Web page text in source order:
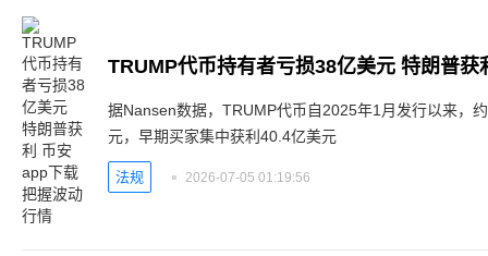
据Nansen数据，TRUMP代币自2025年1月发行以来，
元，早期买家集中获利40.4亿美元
法规 2026-07-05 01:19:56